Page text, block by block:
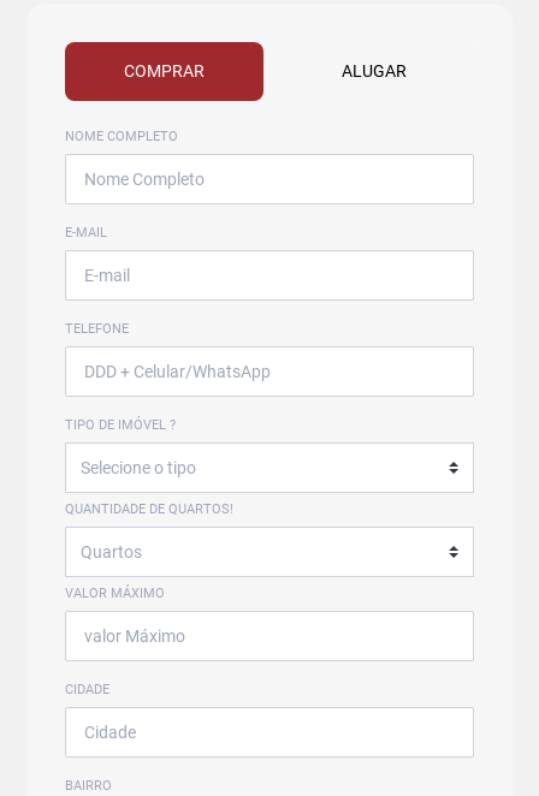
COMPRAR ALUGAR
NOME COMPLETO
E-MAIL
TELEFONE
TIPO DE IMÓVEL ?
QUANTIDADE DE QUARTOS!
VALOR MÁXIMO
CIDADE
BAIRRO